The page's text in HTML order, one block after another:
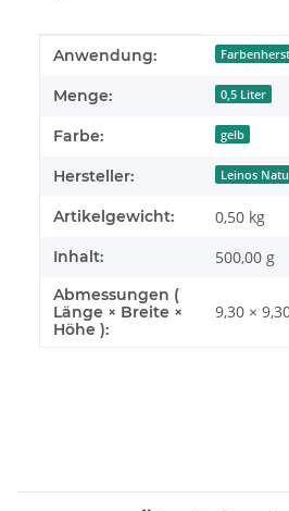
Produkteigenschaft
Wert
Anwendung:
Menge: 0,5 Liter
Farbe: gelb
Hersteller: Leinos
Artikelgewicht: 0,50 kg
Inhalt: 500,00 g
Abmessungen (
Länge × Breite ×
Höhe ):
9,30 ×